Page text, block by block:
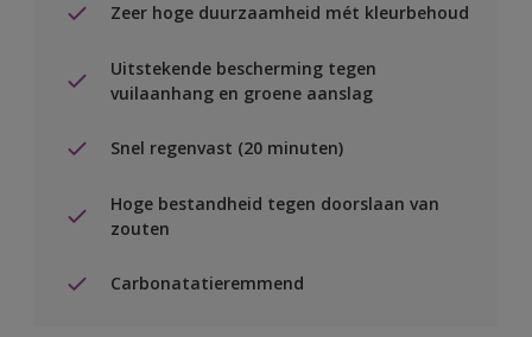
Zeer hoge duurzaamheid mét kleurbehoud
Uitstekende bescherming tegen
vuilaanhang en groene aanslag
Snel regenvast (20 minuten)
Hoge bestandheid tegen doorslaan van
zouten
Carbonatatieremmend